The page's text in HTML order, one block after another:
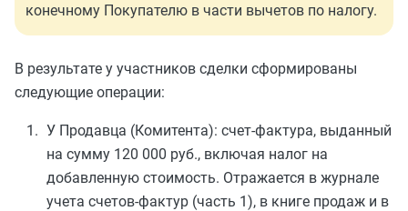
конечному Покупателю в части вычетов по налогу.
В результате у участников сделки сформированы
следующие операции:
У Продавца (Комитента): счет-фактура, выданный
на сумму 120 000 руб., включая налог на
добавленную стоимость. Отражается в журнале
учета счетов-фактур (часть 1), в книге продаж и в